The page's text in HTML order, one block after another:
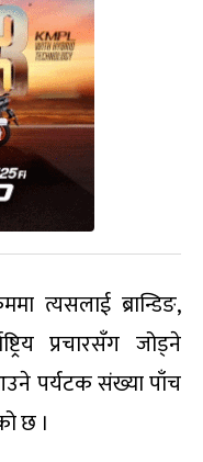
त्यसलाई ब्रान्डिङ,
प्रचारसँग जोड्ने
पर्यटक संख्या पाँच
छ ।